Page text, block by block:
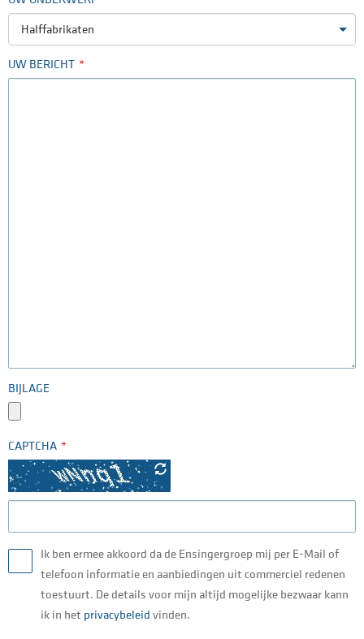
Halffabrikaten
UW BERICHT
BIJLAGE
CAPTCHA
Ik ben ermee akkoord da de Ensingergroep mij per E-Mail of
telefoon informatie en aanbiedingen uit commerciel redenen
toestuurt. De details voor mijn altijd mogelijke bezwaar kann
ik in het privacybeleid vinden.